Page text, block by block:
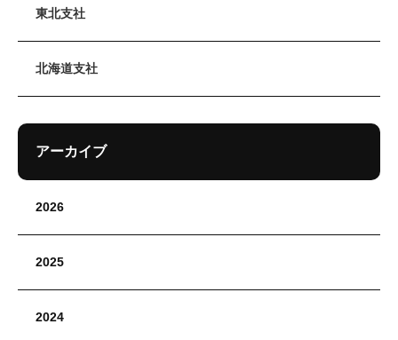
東北支社
北海道支社
アーカイブ
2026
2025
2024